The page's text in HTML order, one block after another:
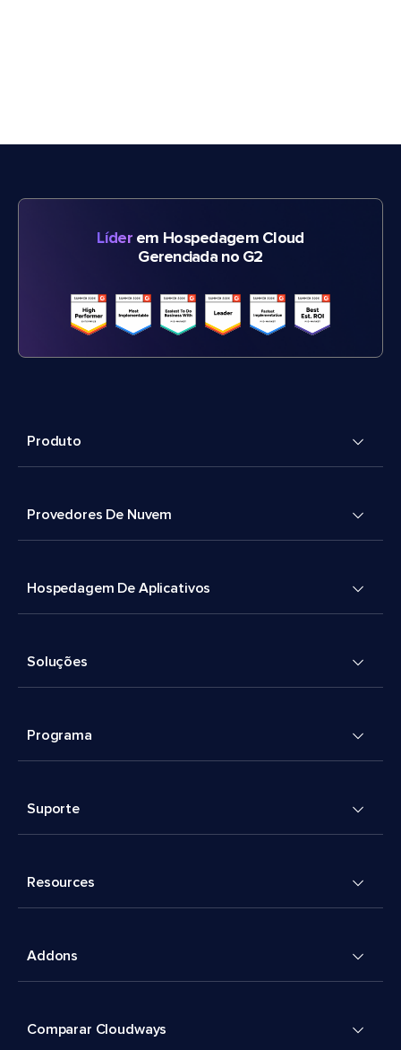
Líderem Hospedagem Cloud
Gerenciada no G2
Produto
Provedores De Nuvem
Hospedagem De Aplicativos
Soluções
Programa
Suporte
Resources
Addons
Comparar Cloudways